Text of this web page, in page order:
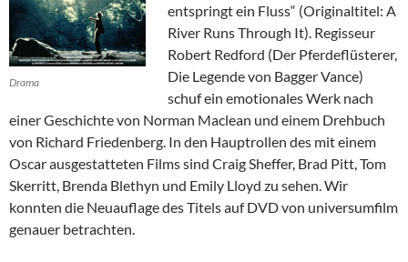
Drama
entspringt ein Fluss“ (Originaltitel: A
River Runs Through It). Regisseur
Robert Redford (Der Pferdeflüsterer,
Die Legende von Bagger Vance)
schuf ein emotionales Werk nach
einer Geschichte von Norman Maclean und einem Drehbuch
von Richard Friedenberg. In den Hauptrollen des mit einem
Oscar ausgestatteten Films sind Craig Sheffer, Brad Pitt, Tom
Skerritt, Brenda Blethyn und Emily Lloyd zu sehen. Wir
konnten die Neuauflage des Titels auf DVD von universumfilm
genauer betrachten.